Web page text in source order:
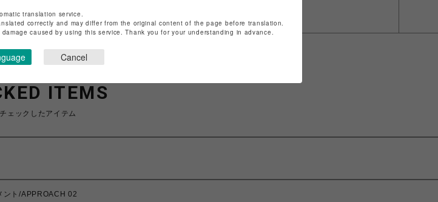
ITEMS
ェックしたアイテム
ント/APPROACH 02
translation service.
correctly and may differ from the original content of the page before translation.
caused by using this service. Thank you for your understanding in advance.
Cancel